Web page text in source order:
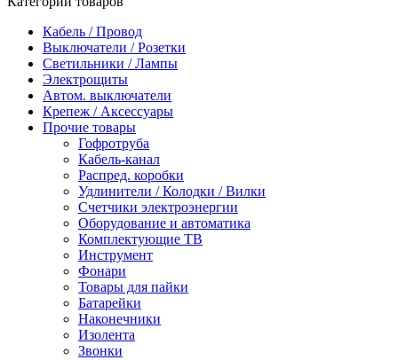
Кабель / Провод
Выключатели / Розетки
Светильники / Лампы
Электрощиты
Автом. выключатели
Крепеж / Аксессуары
Прочие товары
Гофротруба
Кабель-канал
Распред. коробки
Удлинители / Колодки / Вилки
Счетчики электроэнергии
Оборудование и автоматика
Комплектующие ТВ
Инструмент
Фонари
Товары для пайки
Батарейки
Наконечники
Изолента
Звонки